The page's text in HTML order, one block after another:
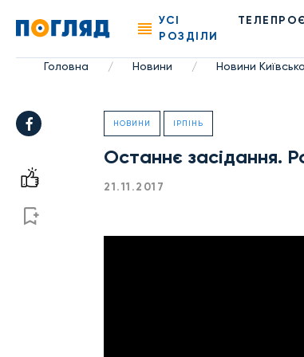
УСІ
РОЗДІЛИ
Головна / Новини / Новини
НОВИНИ ІРПІНЬ
Останнє засідання.
21.11.2017